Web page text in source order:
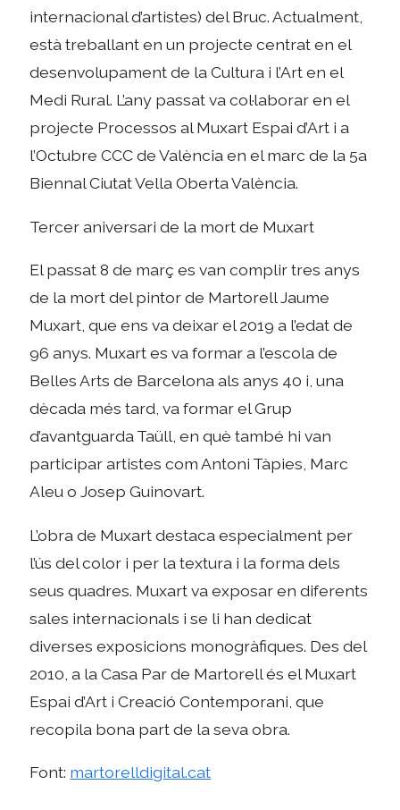
internacional d’artistes) del Bruc. Actualment,
està treballant en un projecte centrat en el
desenvolupament de la Cultura i l’Art en el
Medi Rural. L’any passat va col·laborar en el
projecte Processos al Muxart Espai d’Art i a
l’Octubre CCC de València en el marc de la 5a
Biennal Ciutat Vella Oberta València.
Tercer aniversari de la mort de Muxart
El passat 8 de març es van complir tres anys
de la mort del pintor de Martorell Jaume
Muxart, que ens va deixar el 2019 a l’edat de
96 anys. Muxart es va formar a l’escola de
Belles Arts de Barcelona als anys 40 i, una
dècada més tard, va formar el Grup
d’avantguarda Taüll, en què també hi van
participar artistes com Antoni Tàpies, Marc
Aleu o Josep Guinovart.
L’obra de Muxart destaca especialment per
l’ús del color i per la textura i la forma dels
seus quadres. Muxart va exposar en diferents
sales internacionals i se li han dedicat
diverses exposicions monogràfiques. Des del
2010, a la Casa Par de Martorell és el Muxart
Espai d’Art i Creació Contemporani, que
recopila bona part de la seva obra.
Font: martorelldigital.cat